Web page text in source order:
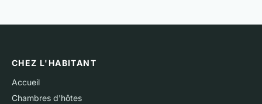
CHEZ L'HABITANT
Accueil
Chambres d'hôtes